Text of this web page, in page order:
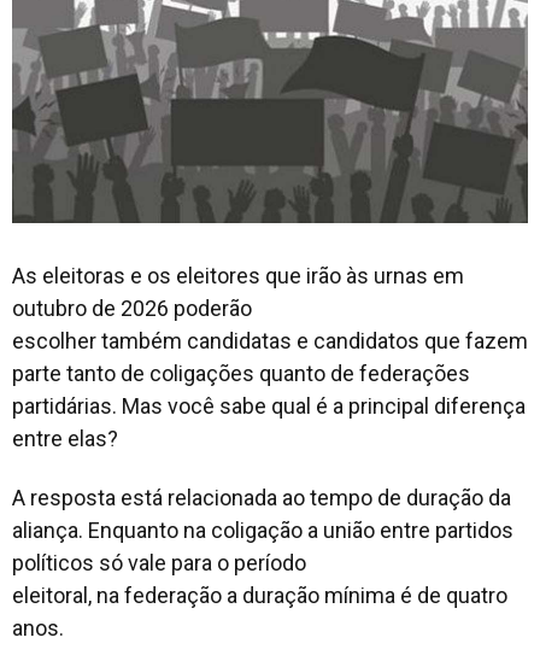
As eleitoras e os eleitores que irão às urnas em
outubro de 2026 poderão
escolher também candidatas e candidatos que fazem
parte tanto de coligações quanto de federações
partidárias. Mas você sabe qual é a principal diferença
entre elas?
A resposta está relacionada ao tempo de duração da
aliança. Enquanto na coligação a união entre partidos
políticos só vale para o período
eleitoral, na federação a duração mínima é de quatro
anos.